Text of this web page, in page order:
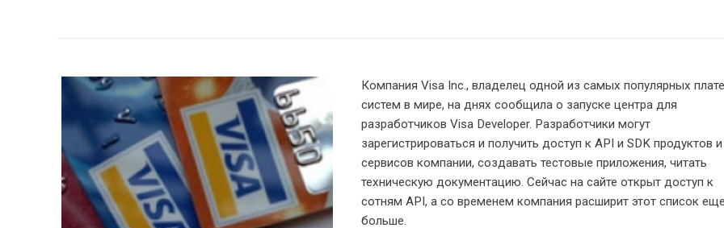
Компания Visa Inc., владелец одной из самых популярных
систем в мире, на днях сообщила о запуске центра для
разработчиков Visa Developer. Разработчики могут
зарегистрироваться и получить доступ кAPI иSDK продуктов и
сервисов компании, создавать тестовые приложения, читать
техническую документацию. Сейчас на сайте открыт доступ к
сотнямAPI, а со временем компания расширит этот список еще
больше.